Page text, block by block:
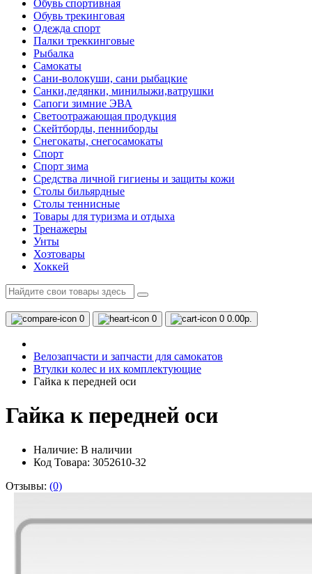
Обувь спортивная
Обувь трекинговая
Одежда спорт
Палки треккинговые
Рыбалка
Самокаты
Сани-волокуши, сани рыбацкие
Санки,ледянки, минилыжи,ватрушки
Сапоги зимние ЭВА
Светоотражающая продукция
Скейтборды, пенниборды
Снегокаты, снегосамокаты
Спорт
Спорт зима
Средства личной гигиены и защиты кожи
Столы бильярдные
Столы теннисные
Товары для туризма и отдыха
Тренажеры
Унты
Хозтовары
Хоккей
0 0 0 0.00р.
Велозапчасти и запчасти для самокатов
Втулки колес и их комплектующие
Гайка к передней оси
Гайка к передней оси
Наличие: В наличии
Код Товара: 3052610-32
Отзывы: (0)